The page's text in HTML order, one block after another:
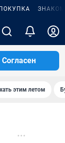
Согласен
этим летом